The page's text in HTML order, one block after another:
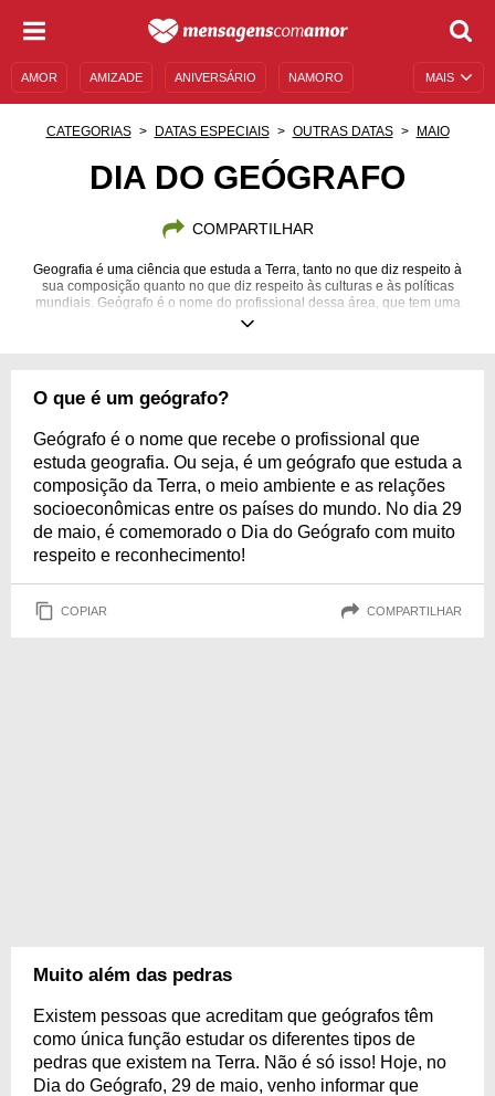
MAIS
AMOR AMIZADE ANIVERSÁRIO NAMORO
CATEGORIAS DATAS ESPECIAIS OUTRAS DATAS MAIO
DIA DO GEÓGRAFO
COMPARTILHAR
Geografia é uma ciência que estuda a Terra, tanto no que diz respeito à
sua composição quanto no que diz respeito às culturas e às políticas
mundiais. Geógrafo é o nome do profissional dessa área, que tem uma
data só para ele: Dia 29 de maio, dia do Geógrafo.
O que é um geógrafo?
Geógrafo é o nome que recebe o profissional que
estuda geografia. Ou seja, é um geógrafo que estuda a
composição da Terra, o meio ambiente e as relações
socioeconômicas entre os países do mundo. No dia 29
de maio, é comemorado o Dia do Geógrafo com muito
respeito e reconhecimento!
COPIAR COMPARTILHAR
Muito além das pedras
Existem pessoas que acreditam que geógrafos têm
como única função estudar os diferentes tipos de
pedras que existem na Terra. Não é só isso! Hoje, no
Dia do Geógrafo, 29 de maio, venho informar que